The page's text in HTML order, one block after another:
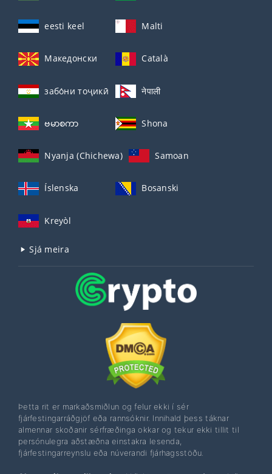
eesti keel Malti
Македонски Català
забо́ни тоҷикӣ́ नेपाली
ဗမာစကာ Shona
Nyanja (Chichewa) Samoan
Íslenska Bosanski
Kreyòl
Sjá meira
Þetta rit er markaðsmiðlun og felur ekki í sér
fjárfestingarráðgjöf eða rannsóknir. Innihald þess táknar
almennar skoðanir sérfræðinga okkar og tekur ekki tillit til
persónulegra aðstæðna einstakra lesenda,
fjárfestingarreynslu eða núverandi fjárhagsstöðu.